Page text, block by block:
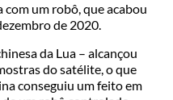
com um robô, que acabou
de 2020.
da Lua – alcançou
do satélite, o que
conseguiu um feito em